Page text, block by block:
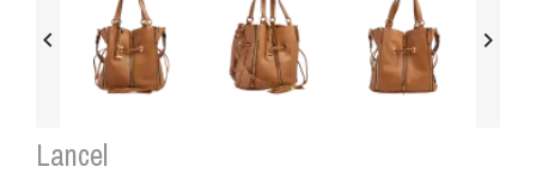
 
Lancel